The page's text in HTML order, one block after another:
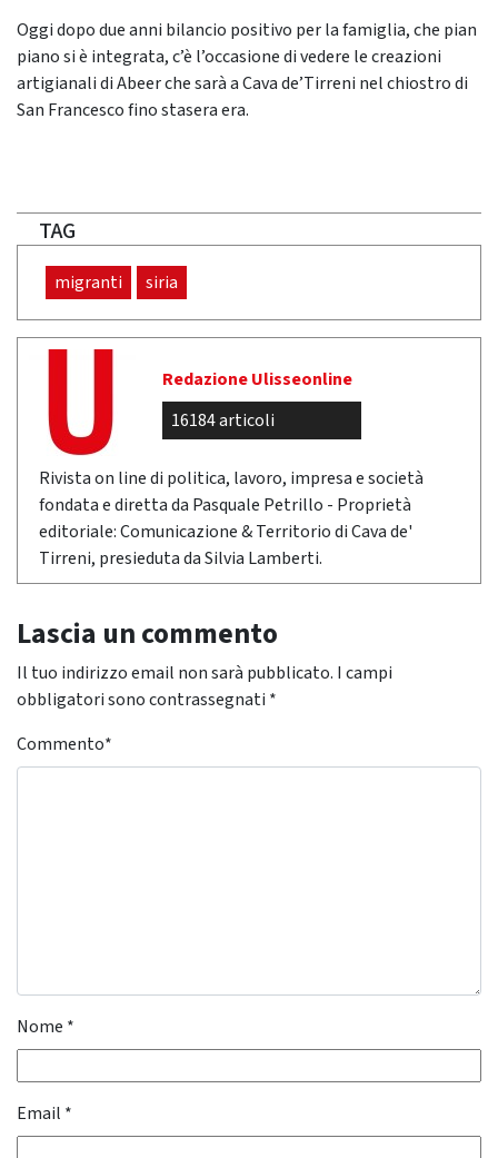
Oggi dopo due anni bilancio positivo per la famiglia, che pian
piano si è integrata, c’è l’occasione di vedere le creazioni
artigianali di Abeer che sarà a Cava de’Tirreni nel chiostro di
San Francesco fino stasera era.
TAG
migranti siria
Redazione Ulisseonline
16184 articoli
Rivista on line di politica, lavoro, impresa e società
fondata e diretta da Pasquale Petrillo - Proprietà
editoriale: Comunicazione & Territorio di Cava de'
Tirreni, presieduta da Silvia Lamberti.
Lascia un commento
Il tuo indirizzo email non sarà pubblicato. I campi
obbligatori sono contrassegnati *
Commento*
Nome *
Email *